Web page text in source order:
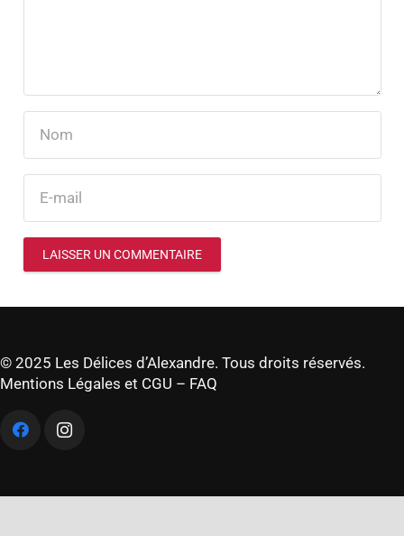
LAISSER UN COMMENTAIRE
© 2025 Les Délices d’Alexandre. Tous droits réservés.
Mentions Légales et CGU – FAQ